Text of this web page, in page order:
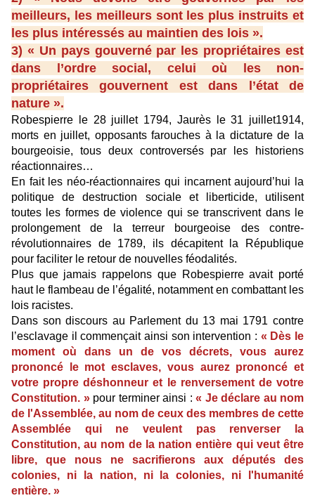
meilleurs, les meilleurs sont les plus instruits et
les plus intéressés au maintien des lois ».
3) « Un pays gouverné par les propriétaires est
dans l’ordre social, celui où les non-
propriétaires gouvernent est dans l’état de
nature ».
Robespierre le 28 juillet 1794, Jaurès le 31 juillet1914,
morts en juillet, opposants farouches à la dictature de la
bourgeoisie, tous deux controversés par les historiens
réactionnaires…
En fait les néo-réactionnaires qui incarnent aujourd’hui la
politique de destruction sociale et liberticide, utilisent
toutes les formes de violence qui se transcrivent dans le
prolongement de la terreur bourgeoise des contre-
révolutionnaires de 1789, ils décapitent la République
pour faciliter le retour de nouvelles féodalités.
Plus que jamais rappelons que Robespierre avait porté
haut le flambeau de l’égalité, notamment en combattant les
lois racistes.
Dans son discours au Parlement du 13 mai 1791 contre
l’esclavage il commençait ainsi son intervention : « Dès le
moment où dans un de vos décrets, vous aurez
prononcé le mot esclaves, vous aurez prononcé et
votre propre déshonneur et le renversement de votre
Constitution. »pour terminer ainsi : « Je déclare au nom
de l'Assemblée, au nom de ceux des membres de cette
Assemblée qui ne veulent pas renverser la
Constitution, au nom de la nation entière qui veut être
libre, que nous ne sacrifierons aux députés des
colonies, ni la nation, ni la colonies, ni l'humanité
entière. »